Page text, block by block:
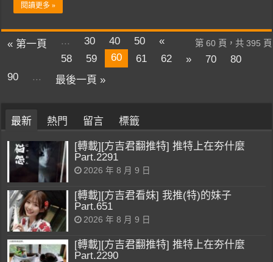
閱讀更多 »
第 60 頁，共 395 頁
« 第一頁 ... 30 40 50
«
58
59 60 61 62 » 70
80
90
... 最後一頁 »
最新 熱門 留言 標籤
[轉載][方吉君翻推特] 推特上在夯什麼
Part.2291
2026 年 8 月 9 日
[轉載][方吉君看妹] 我推(特)的妹子
Part.651
2026 年 8 月 9 日
[轉載][方吉君翻推特] 推特上在夯什麼
Part.2290